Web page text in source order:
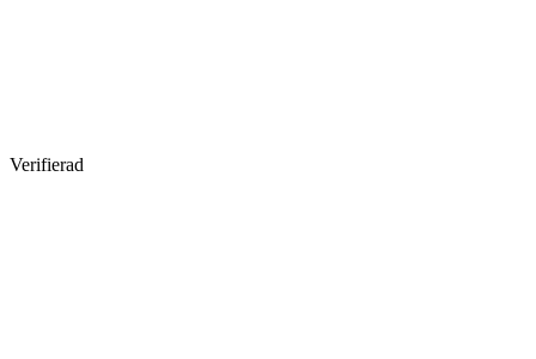
Verifierad